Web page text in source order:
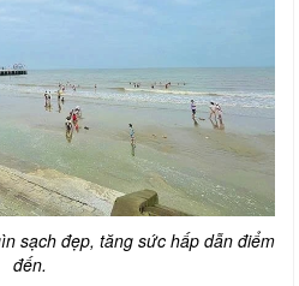
sạch đẹp, tăng sức hấp dẫn điểm
đến.